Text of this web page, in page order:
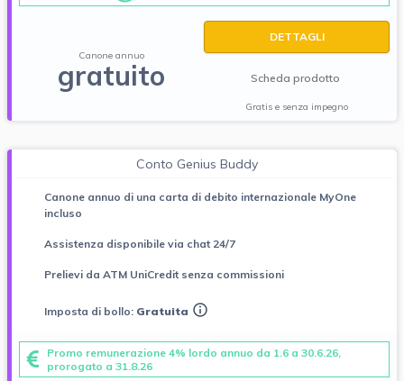
Canone annuo
gratuito
DETTAGLI
Scheda prodotto
Gratis e senza impegno
Conto Genius Buddy
Canone annuo di una carta di debito internazionale MyOne
incluso
Assistenza disponibile via chat 24/7
Prelievi da ATM UniCredit senza commissioni
Imposta di bollo: Gratuita
Promo remunerazione 4% lordo annuo da 1.6 a 30.6.26,
prorogato a 31.8.26